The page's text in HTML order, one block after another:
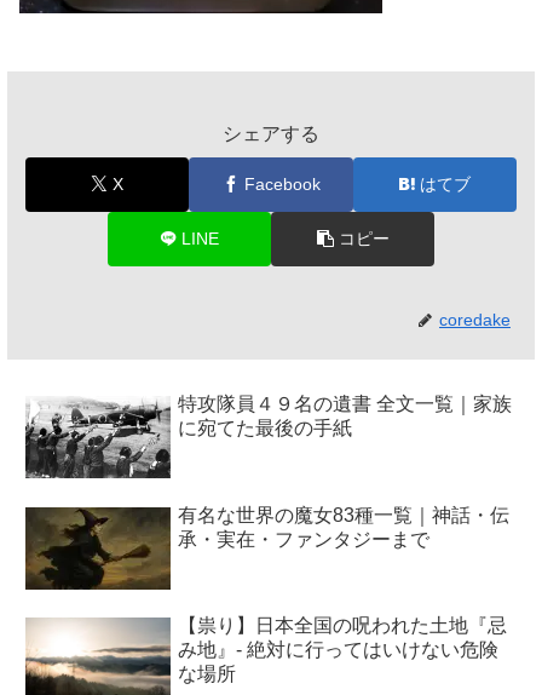
シェアする
X Facebook はてブ
LINE コピー
coredake
特攻隊員４９名の遺書 全文一覧｜家族
に宛てた最後の手紙
有名な世界の魔女83種一覧｜神話・伝
承・実在・ファンタジーまで
【祟り】日本全国の呪われた土地『忌
み地』- 絶対に行ってはいけない危険
な場所